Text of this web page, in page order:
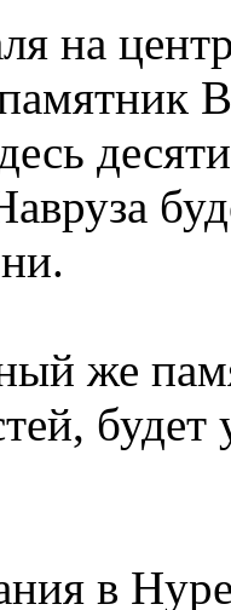
на
же
в